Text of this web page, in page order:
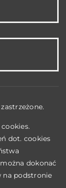
dot. cookies
dokonać
na podstronie